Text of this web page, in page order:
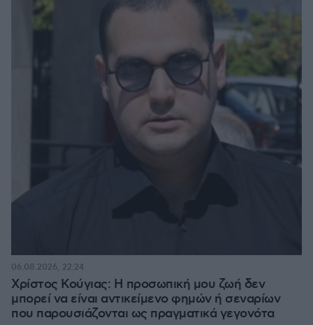
Χρίστος Κούγιας: Η προσωπική μου ζωή δεν
μπορεί να είναι αντικείμενο φημών ή σεναρίων
που παρουσιάζονται ως πραγματικά γεγονότα
06.08.2026, 22:24